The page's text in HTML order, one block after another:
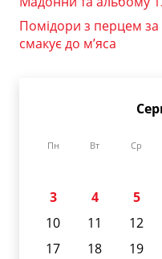
Помідори з перцем за
смакує до м’яса
Пн Вт Ср
3
4 5
10
11 12
17
18 19